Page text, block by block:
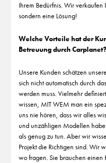
Ihrem Bedürfnis. Wir
sondern eine Lösung!
Welche Vorteile hat der
Betreuung durch Carplanet?
Unsere Kunden schätzen
sich nicht automatisch durch
werden muss. Vielmehr
wissen, MIT WEM man ein
uns nie hören, dass wir alles
und unzähligen Modellen
als genug zu tun. Aber wir
Projekt die Richtigen sind. Wir
wo fragen. Sie brauchen einen